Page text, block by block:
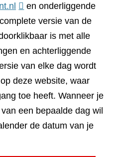
(verwijst
naar
een
andere
website)
en onderliggende
versie van de
is met alle
en achterliggende
van elke dag wordt
deze website, waar
toe heeft. Wanneer je
een bepaalde dag wil
de datum van je